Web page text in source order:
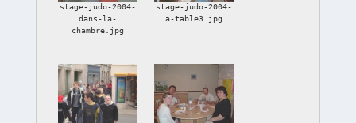
stage-judo-2004-
dans-la-
chambre.jpg
stage-judo-2004-
a-table3.jpg